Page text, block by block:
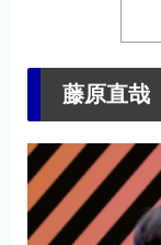
藤原直哉